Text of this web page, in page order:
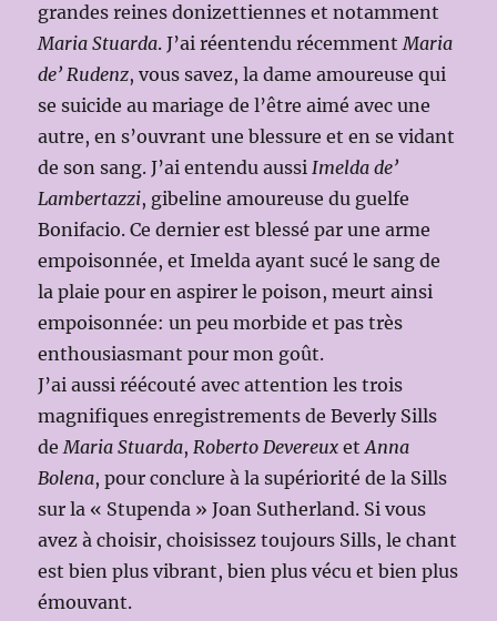
grandes reines donizettiennes et notamment
Maria Stuarda. J’ai réentendu récemmentMaria
de’ Rudenz, vous savez, la dame amoureuse qui
se suicide au mariage de l’être aimé avec une
autre, en s’ouvrant une blessure et en se vidant
de son sang. J’ai entendu aussiImelda de’
Lambertazzi, gibeline amoureuse du guelfe
Bonifacio. Ce dernier est blessé par une arme
empoisonnée, et Imelda ayant sucé le sang de
la plaie pour en aspirer le poison, meurt ainsi
empoisonnée: un peu morbide et pas très
enthousiasmant pour mon goût.
J’ai aussi réécouté avec attention les trois
magnifiques enregistrements de Beverly Sills
deMaria Stuarda,Roberto Devereux etAnna
Bolena, pour conclure à la supériorité de la Sills
sur la « Stupenda » Joan Sutherland. Si vous
avez à choisir, choisissez toujours Sills, le chant
est bien plus vibrant, bien plus vécu et bien plus
émouvant.